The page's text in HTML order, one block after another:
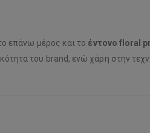
επάνω μέρος και το έντονο floral
του brand, ενώ χάρη στην